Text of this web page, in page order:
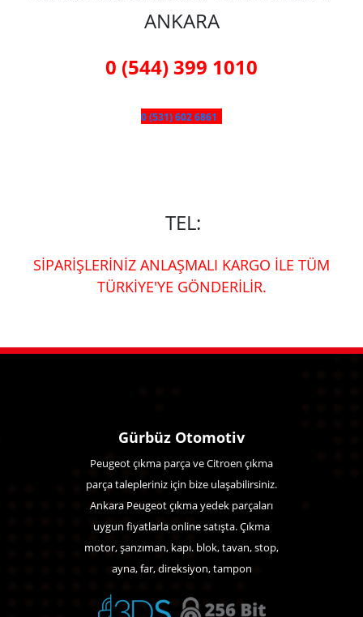
ANKARA
0 (544) 399 1010
0 (531) 602 6861
TEL:
SİPARİŞLERİNİZ ANLAŞMALI KARGO İLE TÜM
TÜRKİYE'YE GÖNDERİLİR.
Gürbüz Otomotiv
Peugeot çıkma parça ve Citroen çıkma
parça talepleriniz için bize ulaşabilirsiniz.
Ankara Peugeot çıkma yedek parçaları
uygun fiyatlarla online satışta. Çıkma
motor, şanzıman, kapı. blok, tavan, stop,
ayna, far, direksiyon, tampon